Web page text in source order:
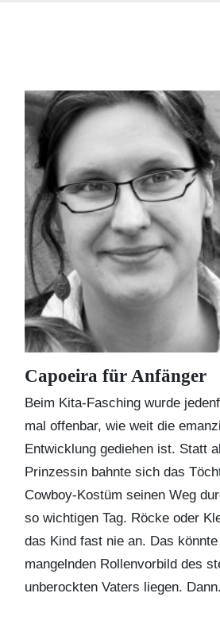
Capoeira für Anfänger
Beim Kita-Fasching wurde
mal offenbar, wie weit die
Entwicklung gediehen ist. Statt
Prinzessin bahnte sich das
Cowboy-Kostüm seinen Weg
so wichtigen Tag. Röcke oder
das Kind fast nie an. Das könnte
mangelnden Rollenvorbild des
unberockten Vaters liegen.